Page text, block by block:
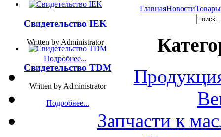
ГлавнаяНовостиТовары
Запчасти к
Свидетельство IEK
Written by Administrator
Подробнее...
Свидетельство TDM
Written by Administrator
Подробнее...